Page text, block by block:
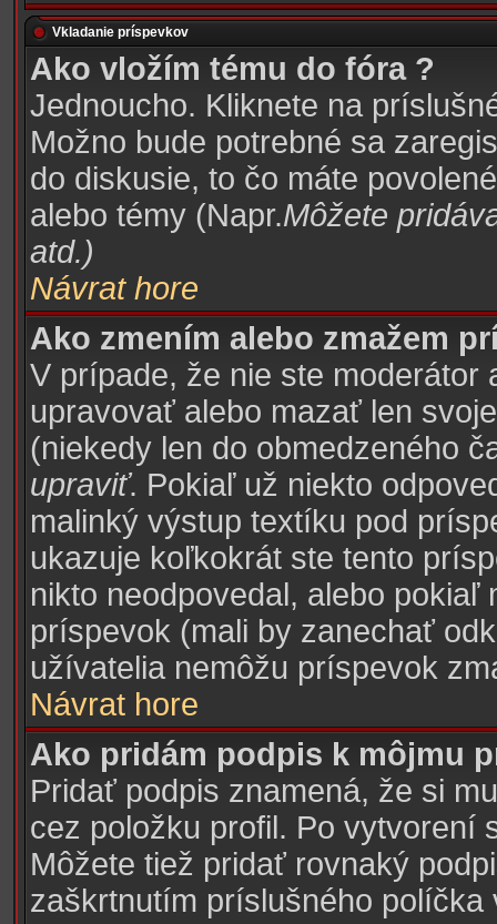
Vkladanie príspevkov
Ako vložím tému do fóra ?
Jednoucho. Kliknete na
Možno bude potrebné sa
do diskusie, to čo máte
alebo témy (Napr.Môžete
atd.)
Návrat hore
Ako zmením alebo zmažem
V prípade, že nie ste moderátor
upravovať alebo mazať len
(niekedy len do obmedzeného
upraviť. Pokiaľ už niekto
malinký výstup textíku pod
ukazuje koľkokrát ste tento
nikto neodpovedal, alebo
príspevok (mali by zanechať
užívatelia nemôžu príspevok
Návrat hore
Ako pridám podpis k môjmu
Pridať podpis znamená, že si
cez položku profil. Po vytvorení
Môžete tiež pridať rovnaký
zaškrtnutím príslušného